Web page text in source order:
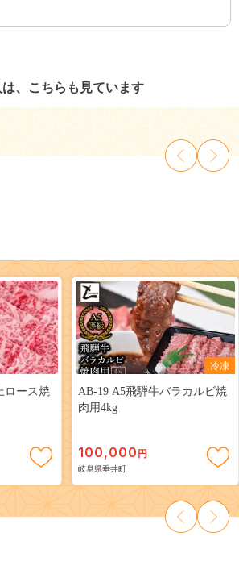
、こちらも見ています
ロース焼
冷凍
AB-19 A5飛騨牛バラカルビ焼
肉用4kg
100,000 円
岐阜県垂井町